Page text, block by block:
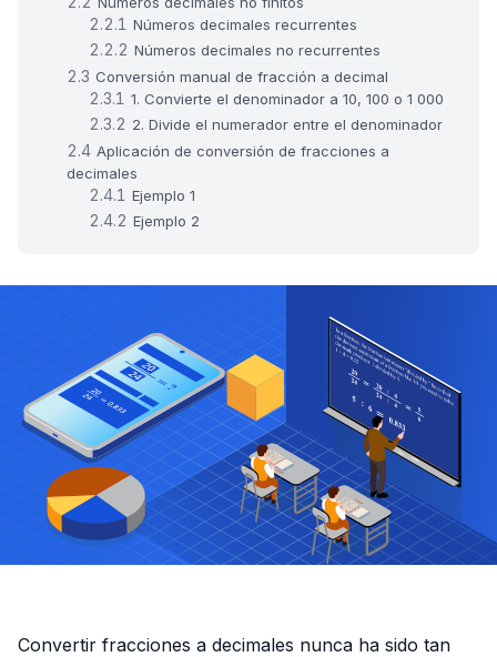
Números decimales recurrentes
Números decimales no recurrentes
Conversión manual de fracción a decimal
1. Convierte el denominador a 10, 100 o 1 000
2. Divide el numerador entre el denominador
Aplicación de conversión de fracciones a
decimales
Ejemplo 1
Ejemplo 2
Convertir fracciones a decimales nunca ha sido tan